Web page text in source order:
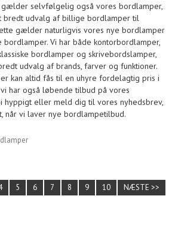
selvfølgelig også vores bordlamper,
bredt udvalg af billige bordlamper til
gælder naturligvis vores nye bordlamper
Vi har både kontorbordlamper,
bordlamper og skrivebordslamper,
udvalg af brands, farver og funktioner.
kan altid fås til en uhyre fordelagtig pris i
har også løbende tilbud på vores
hyppigt eller meld dig til vores nyhedsbrev,
når vi laver nye bordlampetilbud.
5 6 7 8 9 10 NÆSTE >>